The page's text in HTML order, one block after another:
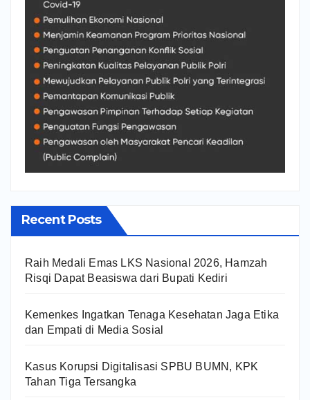
Recent Posts
Raih Medali Emas LKS Nasional 2026, Hamzah
Risqi Dapat Beasiswa dari Bupati Kediri
Kemenkes Ingatkan Tenaga Kesehatan Jaga Etika
dan Empati di Media Sosial
Kasus Korupsi Digitalisasi SPBU BUMN, KPK
Tahan Tiga Tersangka